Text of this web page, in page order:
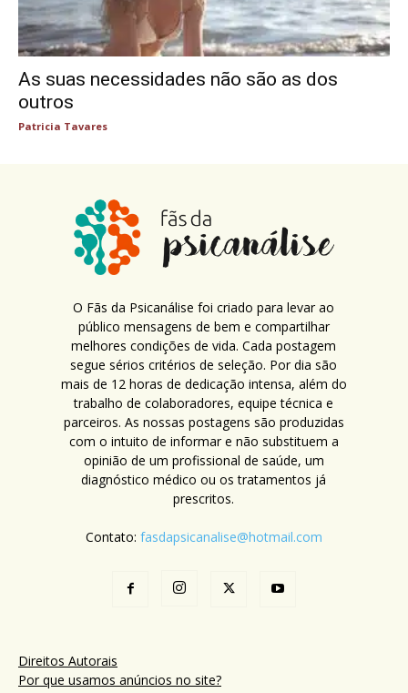
As suas necessidades não são as dos
outros
Patricia Tavares
O Fãs da Psicanálise foi criado para levar ao
público mensagens de bem e compartilhar
melhores condições de vida. Cada postagem
segue sérios critérios de seleção. Por dia são
mais de 12 horas de dedicação intensa, além do
trabalho de colaboradores, equipe técnica e
parceiros. As nossas postagens são produzidas
com o intuito de informar e não substituem a
opinião de um profissional de saúde, um
diagnóstico médico ou os tratamentos já
prescritos.
Contato: fasdapsicanalise@hotmail.com
Direitos Autorais
Por que usamos anúncios no site?